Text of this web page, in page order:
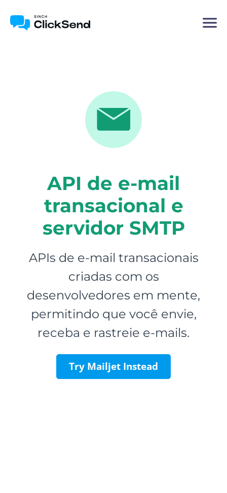
API de e-mail
transacional e
servidor SMTP
APIs de e-mail transacionais
criadas com os
desenvolvedores em mente,
permitindo que você envie,
receba e rastreie e-mails.
Try Mailjet Instead